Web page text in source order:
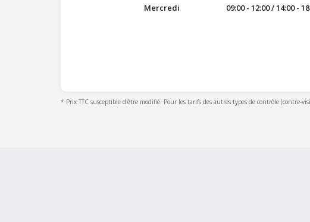
Mercredi
09:00 - 12:00 / 14:00 -
* Prix TTC susceptible d'être modifié. Pour les tarifs des autres types de contrôle